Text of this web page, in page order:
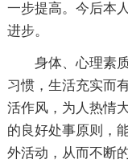
一步提高。今后本
进步。
身体、心理素
习惯，生活充实而
活作风，为人热情
的良好处事原则，
外活动，从而不断